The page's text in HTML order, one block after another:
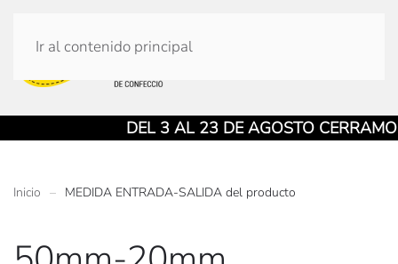
Ir al contenido principal
DEL 3 AL 23 DE AGOSTO
Inicio MEDIDA ENTRADA-SALIDA del producto